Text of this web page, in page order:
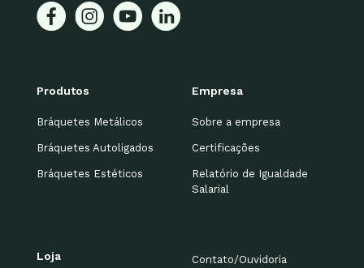
Produtos
Bráquetes Metálicos
Bráquetes Autoligados
Bráquetes Estéticos
Empresa
Sobre a empresa
Certificações
Relatório de Igualdade
Salarial
Loja Contato/Ouvidoria